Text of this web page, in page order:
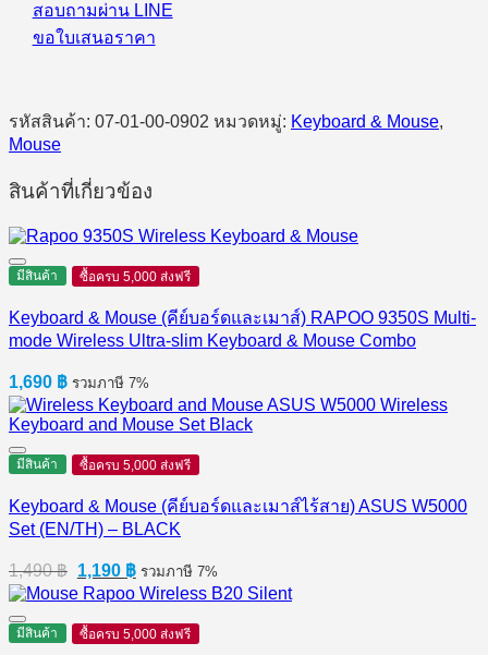
สอบถามผ่าน LINE
ขอใบเสนอราคา
รหัสสินค้า: 07-01-00-0902 หมวดหมู่: Keyboard & Mouse,
Mouse
สินค้าที่เกี่ยวข้อง
มีสินค้า ซื้อครบ 5,000 ส่งฟรี
Keyboard & Mouse (คีย์บอร์ดและเมาส์) RAPOO 9350S Multi-
mode Wireless Ultra-slim Keyboard & Mouse Combo
1,690 ฿ รวมภาษี 7%
มีสินค้า ซื้อครบ 5,000 ส่งฟรี
Keyboard & Mouse (คีย์บอร์ดและเมาส์ไร้สาย) ASUS W5000
Set (EN/TH) – BLACK
1,490฿ Original
price
was:
1,490 ฿.
1,190 ฿Current
price
is:
1,190 ฿.
รวมภาษี 7%
มีสินค้า ซื้อครบ 5,000 ส่งฟรี